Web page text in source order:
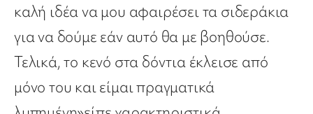
καλή ιδέα να μου αφαιρέσει τα σιδεράκια
για να δούμε εάν αυτό θα με βοηθούσε.
Τελικά, το κενό στα δόντια έκλεισε από
μόνο του και είμαι πραγματικά